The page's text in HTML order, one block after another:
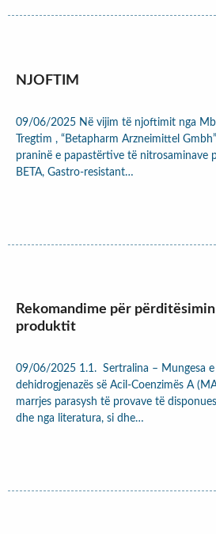
NJOFTIM
09/06/2025 Në vijim të njoftimit nga
Tregtim , “Betapharm Arzneimittel
praninë e papastërtive të nitrosaminave
BETA, Gastro-resistant…
Rekomandime për
produktit
09/06/2025 1.1. Sertralina – Mungesa e
dehidrogjenazës së Acil-Coenzimës A
marrjes parasysh të provave të
dhe nga literatura, si dhe…